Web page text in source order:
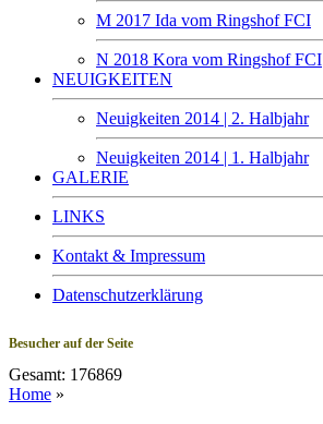
M 2017 Ida vom Ringshof FCI
N 2018 Kora vom Ringshof FCI
NEUIGKEITEN
Neuigkeiten 2014 | 2. Halbjahr
Neuigkeiten 2014 | 1. Halbjahr
GALERIE
LINKS
Kontakt & Impressum
Datenschutzerklärung
Besucher auf der Seite
Gesamt: 176869
Home »